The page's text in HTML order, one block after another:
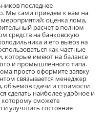
последнее
Мы сами приедем к вам на
оценка лома,
расчет в полном
средств на банковскую
и его вывоз на
как частные
которые имеют на балансе
и промышленного типа.
просто оформите заявку
связывается менеджер
объемов сдачи и стоимости
сделать наиболее удобное и
которому сможете
и улучшить состояние